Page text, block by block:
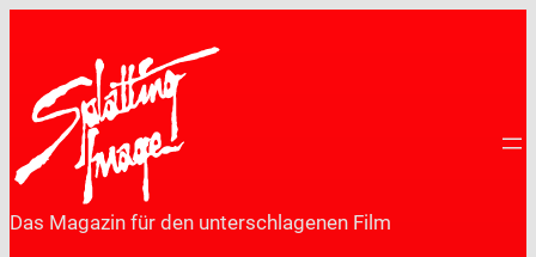
springen
Das Magazin für den unterschlagenen Film